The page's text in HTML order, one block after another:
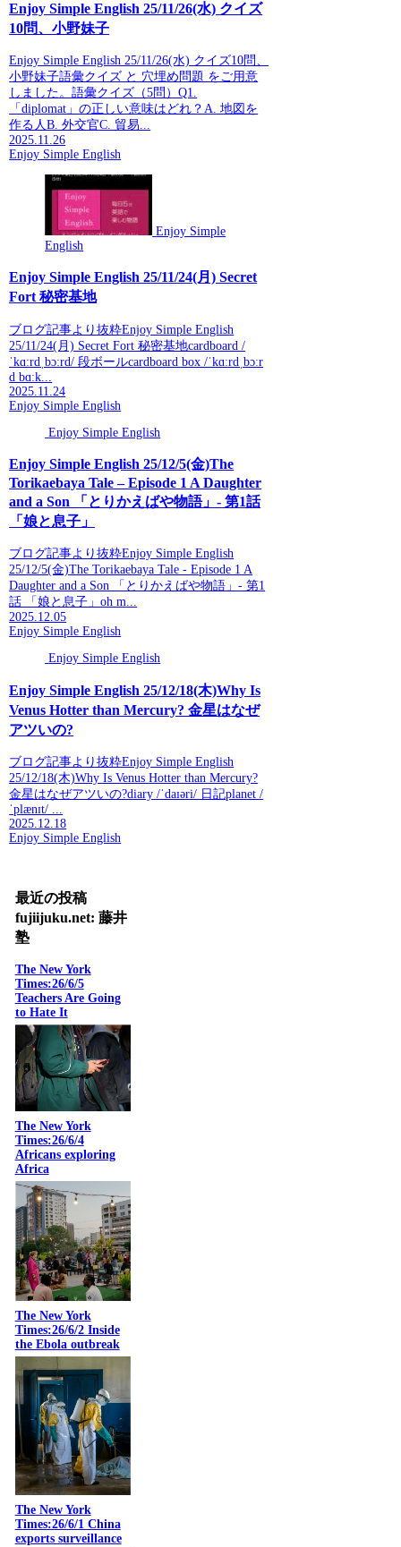
Enjoy Simple English 25/11/26(水) クイズ
10問、小野妹子
Enjoy Simple English 25/11/26(水) クイズ10問、
小野妹子語彙クイズ と 穴埋め問題 をご用意
しました。語彙クイズ（5問）Q1.
「diplomat」の正しい意味はどれ？A. 地図を
作る人B. 外交官C. 貿易...
2025.11.26
Enjoy Simple English
Enjoy Simple
English
Enjoy Simple English 25/11/24(月) Secret
Fort 秘密基地
ブログ記事より抜粋Enjoy Simple English
25/11/24(月) Secret Fort 秘密基地cardboard /
ˈkɑːrdˌbɔːrd/ 段ボールcardboard box /ˈkɑːrdˌbɔːr
d bɑːk...
2025.11.24
Enjoy Simple English
Enjoy Simple English
Enjoy Simple English 25/12/5(金)The
Torikaebaya Tale – Episode 1 A Daughter
and a Son 「とりかえばや物語」- 第1話
「娘と息子」
ブログ記事より抜粋Enjoy Simple English
25/12/5(金)The Torikaebaya Tale - Episode 1 A
Daughter and a Son 「とりかえばや物語」- 第1
話 「娘と息子」oh m...
2025.12.05
Enjoy Simple English
Enjoy Simple English
Enjoy Simple English 25/12/18(木)Why Is
Venus Hotter than Mercury? 金星はなぜ
アツいの?
ブログ記事より抜粋Enjoy Simple English
25/12/18(木)Why Is Venus Hotter than Mercury?
金星はなぜアツいの?diary /ˈdaɪəri/ 日記planet /
ˈplænɪt/ ...
2025.12.18
Enjoy Simple English
最近の投稿
fujiijuku.net: 藤井
塾
The New York
Times:26/6/5
Teachers Are Going
to Hate It
The New York
Times:26/6/4
Africans exploring
Africa
The New York
Times:26/6/2 Inside
the Ebola outbreak
The New York
Times:26/6/1 China
exports surveillance